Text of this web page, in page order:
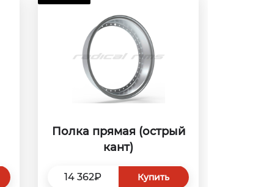
Полка прямая (острый
кант)
14 362₽ Купить